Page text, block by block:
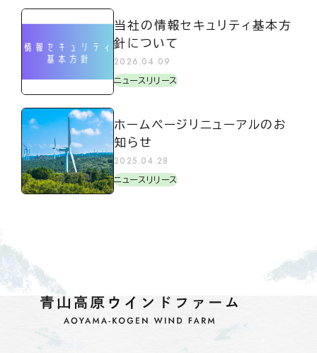
当社の情報セキュリティ基本方
針について
2026.04.09
ニュースリリース
ホームページリニューアルのお
知らせ
2025.04.28
ニュースリリース